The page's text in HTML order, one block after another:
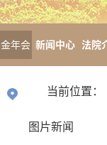
金年会
方网
新闻中心 法院
当前位置：
图片新闻